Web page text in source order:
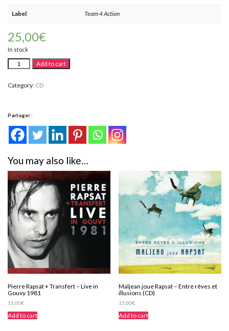
Label Team 4 Action
25,00€
In stock
L'essentiel
live
Pierre
CDs)
Add to cart
Category: CD
Partager :
You may also like…
Pierre Rapsat + Transfert – Live in
Gouvy 1981
15,00€
Add to cart
Maljean joue Rapsat – Entre rêves et
illusions (CD)
15,00€
Add to cart